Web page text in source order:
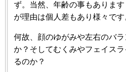
ず。当然、年齢の事もあります
が理由は個人差もあり様々です
何故、顔のゆがみや左右のバ
か？そしてむくみやフェイス
るのか？